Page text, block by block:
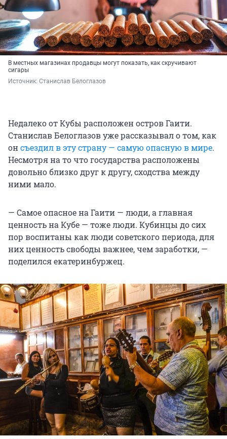
В местных магазинах продавцы могут показать, как скручивают
сигары
Источник: Станислав Белоглазов
Недалеко от Кубы расположен остров Гаити.
Станислав Белоглазов уже рассказывал о том, как
онсъездил в эту страну — самую опасную в мире.
Несмотря на то что государства расположены
довольно близко друг к другу, сходства между
ними мало.
— Самое опасное на Гаити — люди, а главная
ценность на Кубе — тоже люди. Кубинцы до сих
пор воспитаны как люди советского периода, для
них ценность свободы важнее, чем заработки, —
поделился екатеринбуржец.